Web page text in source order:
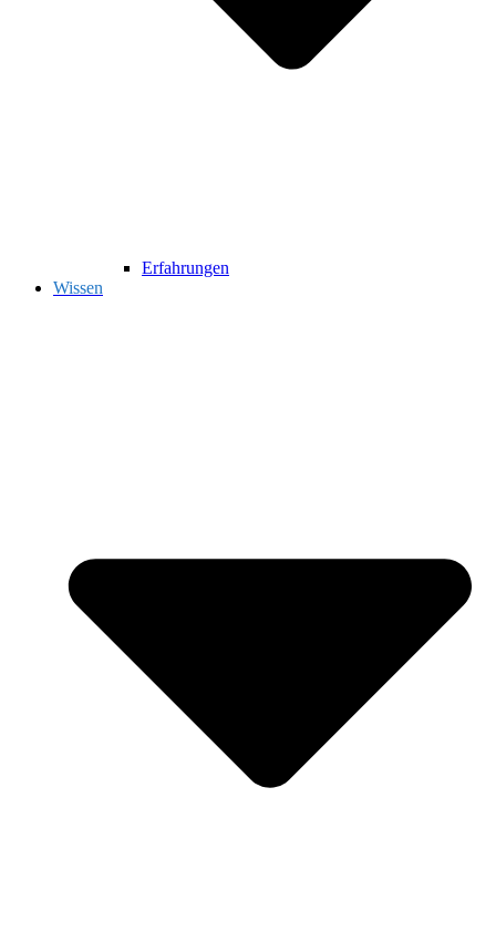
Erfahrungen
Wissen